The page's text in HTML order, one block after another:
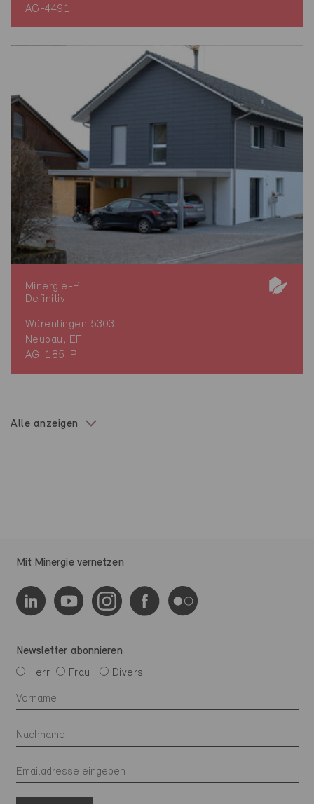
AG-4491
Minergie-P
Definitiv
Würenlingen 5303
Neubau, EFH
AG-185-P
Alle anzeigen
Mit Minergie vernetzen
Newsletter abonnieren
Herr
Frau Divers